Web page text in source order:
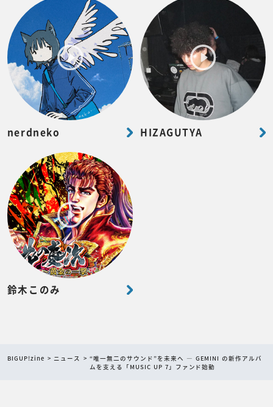
nerdneko HIZAGUTYA
鈴木このみ
BIGUP!zine ニュース
“唯一無二のサウンド”を未来へ ― GEMINI の新作アルバ
ムを支える「MUSIC UP 7」ファンド始動